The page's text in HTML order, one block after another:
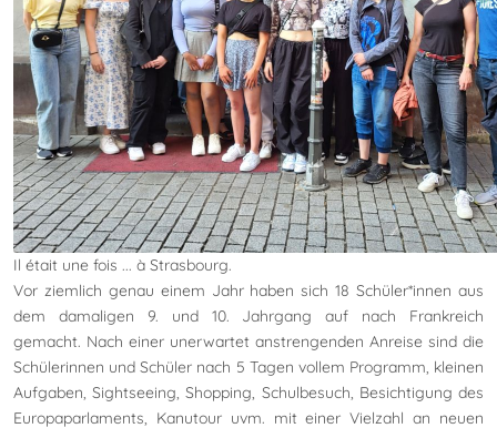
Il était une fois ... à Strasbourg.
Vor ziemlich genau einem Jahr haben sich 18 Schüler*innen aus
dem damaligen 9. und 10. Jahrgang auf nach Frankreich
gemacht. Nach einer unerwartet anstrengenden Anreise sind die
Schülerinnen und Schüler nach 5 Tagen vollem Programm, kleinen
Aufgaben, Sightseeing, Shopping, Schulbesuch, Besichtigung des
Europaparlaments, Kanutour uvm. mit einer Vielzahl an neuen